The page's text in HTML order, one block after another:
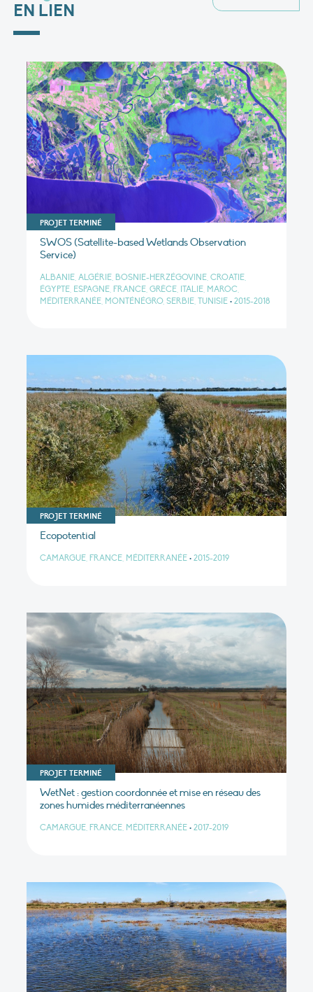
EN LIEN
PROJET TERMINÉ
SWOS (Satellite-based Wetlands Observation
Service)
ALBANIE, ALGÉRIE, BOSNIE-HERZÉGOVINE, CROATIE,
ÉGYPTE, ESPAGNE, FRANCE, GRÈCE, ITALIE, MAROC,
MÉDITERRANÉE, MONTÉNÉGRO, SERBIE, TUNISIE • 2015-2018
PROJET TERMINÉ
Ecopotential
CAMARGUE, FRANCE, MÉDITERRANÉE • 2015-2019
PROJET TERMINÉ
WetNet : gestion coordonnée et mise en réseau des
zones humides méditerranéennes
CAMARGUE, FRANCE, MÉDITERRANÉE • 2017-2019